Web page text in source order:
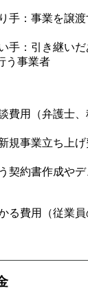
手：事業を譲
手：引き継い
う事業者
費用（弁護士
規事業立ち上
契約書作成や
る費用（従業